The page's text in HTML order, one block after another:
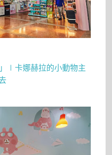
∣卡娜赫拉的小動物主